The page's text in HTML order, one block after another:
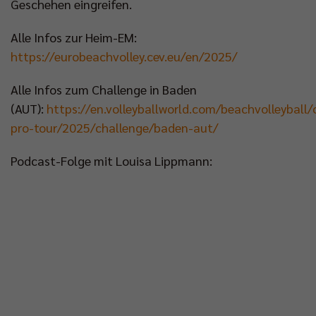
Geschehen eingreifen.
Alle Infos zur Heim-EM:
https://eurobeachvolley.cev.eu/en/2025/
Alle Infos zum Challenge in Baden
(AUT): https://en.volleyballworld.com/
pro-tour/2025/challenge/baden-aut/
Podcast-Folge mit Louisa Lippmann: